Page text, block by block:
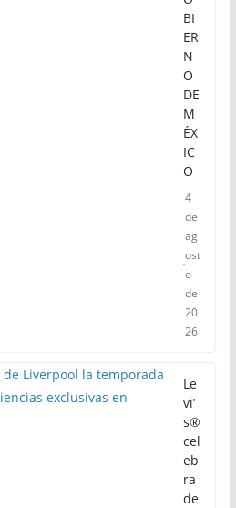
BI
ER
N
O
DE
M
ÉX
IC
O
4
de
ag
ost
o
de
20
26
Le
vi’
s®
cel
eb
ra
de